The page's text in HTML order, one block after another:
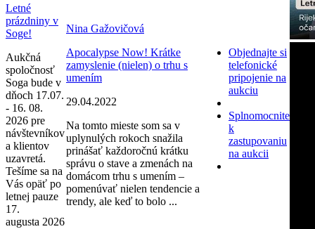
Letné
prázdniny v
Soge!
Aukčná
spoločnosť
Soga bude v
dňoch 17.07.
- 16. 08.
2026 pre
návštevníkov
a klientov
uzavretá.
Tešíme sa na
Vás opäť po
letnej pauze
17.
augusta 2026
Nina Gažovičová
Apocalypse Now! Krátke
zamyslenie (nielen) o trhu s
umením
29.04.2022
Na tomto mieste som sa v
uplynulých rokoch snažila
prinášať každoročnú krátku
správu o stave a zmenách na
domácom trhu s umením –
pomenúvať nielen tendencie a
trendy, ale keď to bolo ...
Objednajte si
telefonické
pripojenie na
aukciu
Splnomocnite
k
zastupovaniu
na aukcii